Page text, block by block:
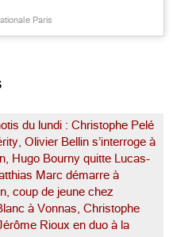
de
Paris
du lundi : Christophe Pelé
Olivier Bellin s’interroge à
Hugo Bourny quitte Lucas-
Marc démarre à
coup de jeune chez
à Vonnas, Christophe
Rioux en duo à la